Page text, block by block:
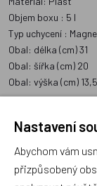
Objem boxu : 5 l
Typ uchycení :
Obal: délka (cm) 31
Obal: šířka (cm) 20
Obal: výška (cm) 13,5
Nastavení
Abychom vám
přizpůsobený